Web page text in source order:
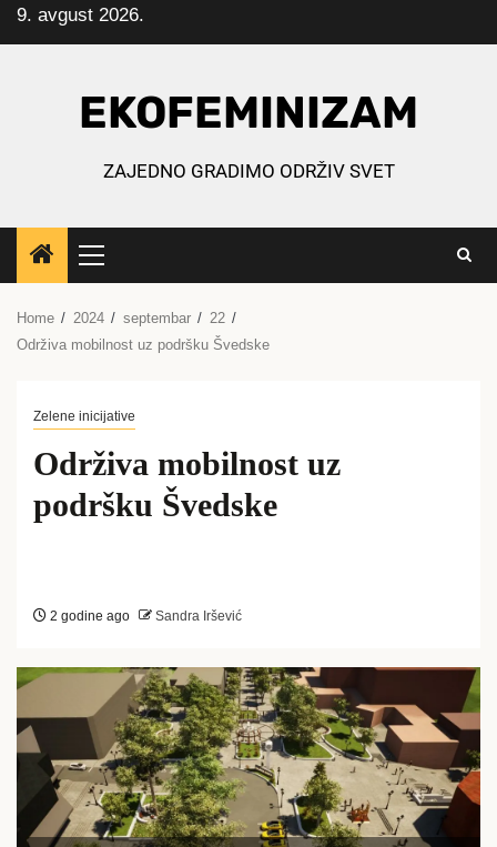
Skip
to
9. avgust 2026.
EKOFEMINIZAM
ZAJEDNO GRADIMO ODRŽIV SVET
Primary
Menu
Home 2024 septembar
22
Održiva mobilnost uz podršku Švedske
Zelene inicijative
Održiva mobilnost uz
podršku Švedske
2 godine ago Sandra Iršević